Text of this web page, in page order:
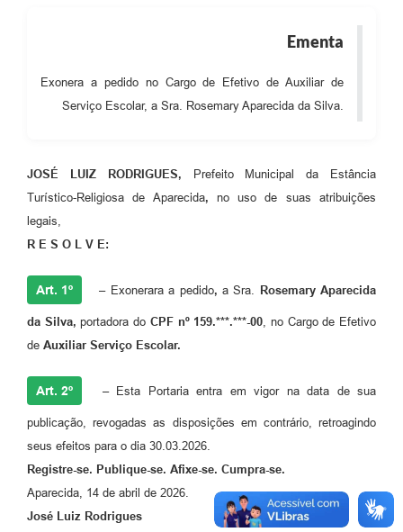
Carta de Serviços
Galeria de Vídeos
Participe mais
Contas Públicas
Editais
Telefones Úteis
Jornal
Agenda
Notícias
Ementa
Exonera a pedido no Cargo de Efetivo de Auxiliar de
Serviço Escolar, a Sra. Rosemary Aparecida da Silva.
JOS É LUIZ RODRIGUES,
Prefeito Municipal da Estância
Turístico-Religiosa de Aparecida, no uso de suas atribuições
legais,
R E S O L V E:
Art. 1º – Exonerara a pedido, a Sra. Rosemary Aparecida
da Silva, portadora do CPF nº 159.***.***-00, no Cargo de Efetivo
de Auxiliar Serviço Escolar.
Art. 2º – Esta Portaria entra em vigor na data de sua
publicação, revogadas as disposições em contrário, retroagindo
seus efeitos para o dia 30.03.2026.
Registre-se. Publique-se. Afixe-se. Cumpra-se.
Aparecida, 14 de abril de 2026.
José Luiz Rodrigues